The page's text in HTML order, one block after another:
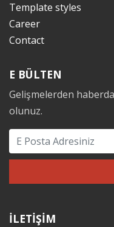
Template styles
Career
Contact
E BÜLTEN
Gelişmelerden
olunuz.
İLETİŞİM